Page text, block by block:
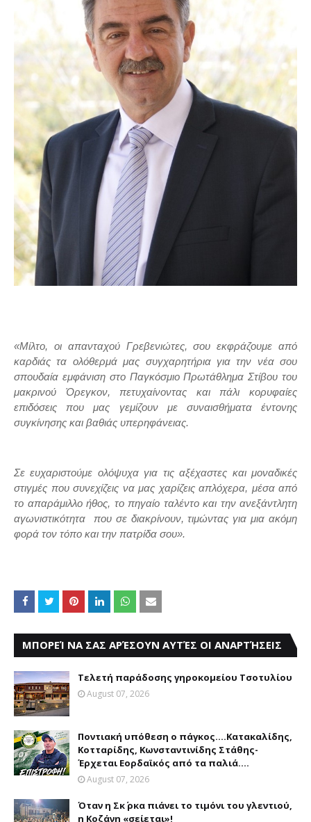
«Μίλτο, οι απανταχού Γρεβενιώτες, σου εκφράζουμε από
καρδιάς τα ολόθερμά μας συγχαρητήρια για την νέα σου
σπουδαία εμφάνιση στο Παγκόσμιο Πρωτάθλημα Στίβου του
μακρινού Όρεγκον, πετυχαίνοντας και πάλι κορυφαίες
επιδόσεις που μας γεμίζουν με συναισθήματα έντονης
συγκίνησης και βαθιάς υπερηφάνειας.
Σε ευχαριστούμε ολόψυχα για τις αξέχαστες και μοναδικές
στιγμές που συνεχίζεις να μας χαρίζεις απλόχερα, μέσα από
το απαράμιλλο ήθος, το πηγαίο ταλέντο και την ανεξάντλητη
αγωνιστικότητα
που σε διακρίνουν, τιμώντας για μια ακόμη
φορά τον τόπο και την πατρίδα σου».
ΜΠΟΡΕΊ ΝΑ ΣΑΣ ΑΡΈΣΟΥΝ ΑΥΤΈΣ ΟΙ ΑΝΑΡΤΉΣΕΙΣ
Τελετή παράδοσης γηροκομείου Τσοτυλίου
August 07, 2026
Ποντιακή υπόθεση ο πάγκος....Κατακαλίδης,
Κοτταρίδης, Κωνσταντινίδης Στάθης-
Έρχεται Εορδαϊκός από τα παλιά....
August 07, 2026
Όταν η Σκ΄ ρκα πιάνει το τιμόνι του γλεντιού,
η Κοζάνη «σείεται»!